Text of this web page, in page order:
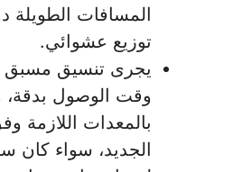
المسافات الطويلة
توزيع عشوائي.
يجرى تنسيق مسبق
وقت الوصول بدقة،
بالمعدات اللازمة
الجديد، سواء كان